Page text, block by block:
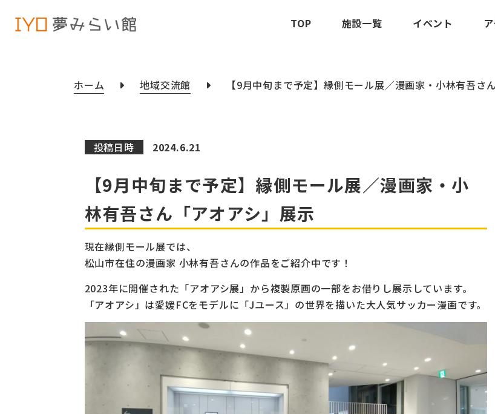
TOP 施設一覧 イベント
ホーム 地域交流館 【9月中旬まで予定】縁側モール展／漫画家・小林有吾さ
投稿日時 2024.6.21
【9月中旬まで予定】縁側モール展／漫画家・小
林有吾さん「アオアシ」展示
現在縁側モール展では、
松山市在住の漫画家 小林有吾さんの作品をご紹介中です！
2023年に開催された「アオアシ展」から複製原画の一部をお借りし展示しています。
「アオアシ」は愛媛FCをモデルに「Jユース」の世界を描いた大人気サッカー漫画です。